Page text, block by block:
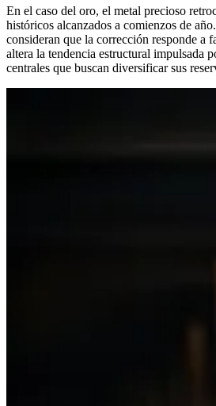
En el caso del oro, el metal precioso
históricos alcanzados a comienzos de
consideran que la corrección responde a
altera la tendencia estructural impulsada
centrales que buscan diversificar sus